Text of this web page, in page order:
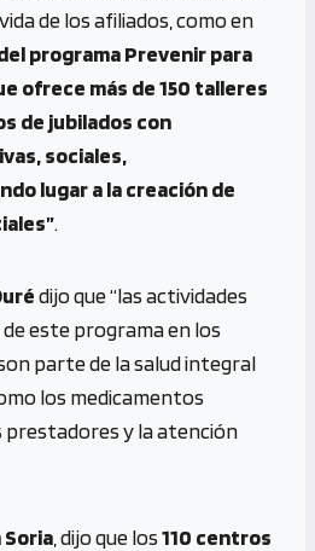
de los afiliados, como en
programa Prevenir para
ofrece más de 150 talleres
de jubilados con
sociales,
lugar a la creación de
.
dijo que “las actividades
este programa en los
parte de la salud integral
los medicamentos
y la atención
, dijo que los110 centros